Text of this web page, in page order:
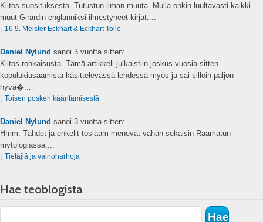
Kiitos suosituksesta. Tutustun ilman muuta. Mulla onkin luultavasti kaikki
muut Girardin englanniksi ilmestyneet kirjat....
⌊ 16.9. Meister Eckhart & Eckhart Tolle
Daniel Nylund sanoi 3 vuotta sitten:
Kiitos rohkaisusta. Tämä artikkeli julkaistiin joskus vuosia sitten
kopulukiusaamista käsittelevässä lehdessä myös ja sai silloin paljon
hyvä�...
⌊ Toisen posken kääntämisestä
Daniel Nylund sanoi 3 vuotta sitten:
Hmm. Tähdet ja enkelit tosiaam menevät vähän sekaisin Raamatun
mytologiassa....
⌊ Tietäjiä ja vainoharhoja
Hae teoblogista